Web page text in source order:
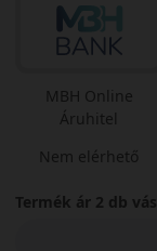
MBH Online
Áruhitel
Nem elérhető
Termék ár 2 db